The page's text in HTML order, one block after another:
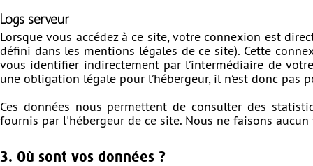
Logs serveur
Lorsque vous accédez à ce site, votre connexion est
défini dans les mentions légales de ce site). Cette
vous identifier indirectement par l’intermédiaire de
une obligation légale pour l’hébergeur, il n’est donc pas
Ces données nous permettent de consulter des
fournis par l'hébergeur de ce site. Nous ne faisons
3. Où sont vos données ?